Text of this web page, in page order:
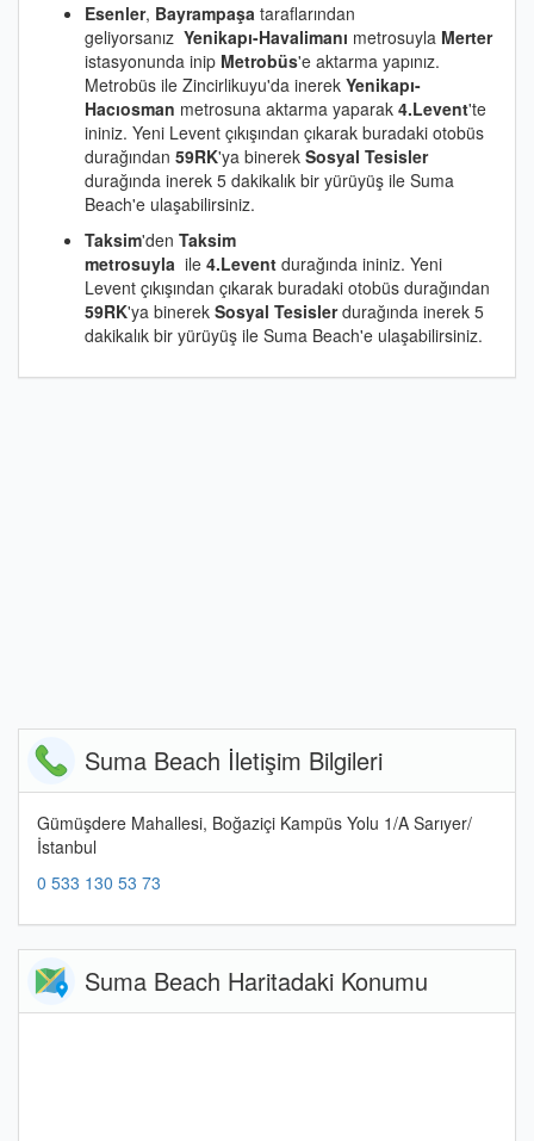
Esenler, Bayrampaşa taraflarından
geliyorsanız Yenikapı-Havalimanı metrosuyla Merter
istasyonunda inip Metrobüs'e aktarma yapınız.
Metrobüs ile Zincirlikuyu'da inerek Yenikapı-
Hacıosman metrosuna aktarma yaparak 4.Levent'te
ininiz. Yeni Levent çıkışından çıkarak buradaki otobüs
durağından 59RK'ya binerek Sosyal Tesisler
durağında inerek 5 dakikalık bir yürüyüş ile Suma
Beach'e ulaşabilirsiniz.
Taksim'den Taksim
metrosuyla ile 4.Levent durağında ininiz. Yeni
Levent çıkışından çıkarak buradaki otobüs durağından
59RK'ya binerek Sosyal Tesislerdurağında inerek 5
dakikalık bir yürüyüş ile Suma Beach'e ulaşabilirsiniz.
Suma Beach İletişim Bilgileri
Gümüşdere Mahallesi, Boğaziçi Kampüs Yolu 1/A Sarıyer/
İstanbul
0 533 130 53 73
Suma Beach Haritadaki Konumu